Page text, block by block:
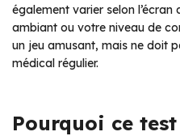
également varier selon l’écran
ambiant ou votre niveau de
un jeu amusant, mais ne doit
médical régulier.
Pourquoi ce